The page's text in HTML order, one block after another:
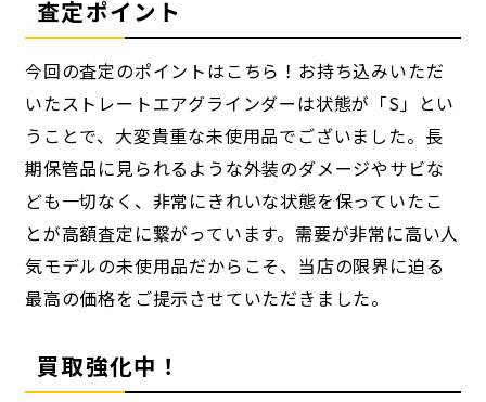
査定ポイント
今回の査定のポイントはこちら！お持ち込みいただ
いたストレートエアグラインダーは状態が「S」とい
うことで、大変貴重な未使用品でございました。長
期保管品に見られるような外装のダメージやサビな
ども一切なく、非常にきれいな状態を保っていたこ
とが高額査定に繋がっています。需要が非常に高い人
気モデルの未使用品だからこそ、当店の限界に迫る
最高の価格をご提示させていただきました。
買取強化中！